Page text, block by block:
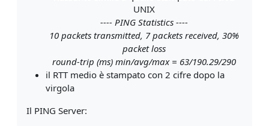
UNIX
---- PING Statistics ----
10 packets transmitted, 7 packets received, 30%
packet loss
round-trip (ms) min/avg/max = 63/190.29/290
il RTT medio è stampato con 2 cifre dopo la
virgola
Il PING Server: